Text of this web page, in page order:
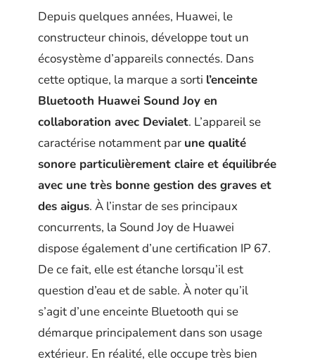
Depuis quelques années, Huawei, le
constructeur chinois, développe tout un
écosystème d’appareils connectés. Dans
cette optique, la marque a sorti l’enceinte
Bluetooth Huawei Sound Joy en
collaboration avec Devialet. L’appareil se
caractérise notamment par une qualité
sonore particulièrement claire et équilibrée
avec une très bonne gestion des graves et
des aigus. À l’instar de ses principaux
concurrents, la Sound Joy de Huawei
dispose également d’une certification IP 67.
De ce fait, elle est étanche lorsqu’il est
question d’eau et de sable. À noter qu’il
s’agit d’une enceinte Bluetooth qui se
démarque principalement dans son usage
extérieur. En réalité, elle occupe très bien